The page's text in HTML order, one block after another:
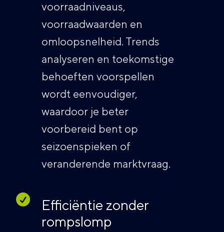
voorraadniveaus,
voorraadwaarden en
omloopsnelheid. Trends
analyseren en toekomstige
behoeften voorspellen
wordt eenvoudiger,
waardoor je beter
voorbereid bent op
seizoenspieken of
veranderende marktvraag.
Efficiëntie zonder
rompslomp